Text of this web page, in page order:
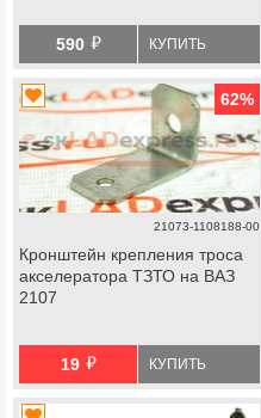
590 й КУПИТЬ
62%
21073-1108188-00
Кронштейн крепления троса
акселератора ТЗТО на ВАЗ
2107
19 й КУПИТЬ